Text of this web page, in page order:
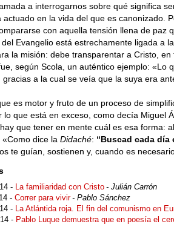
a interrogarnos sobre qué significa
actuado en la vida del que es canonizado.
con aquella tensión llena de paz
Evangelio está estrechamente ligada a
la misión: debe transparentar a Cristo,
según Scola, un auténtico ejemplo: «Lo
a la cual se veía que la suya era
es motor y fruto de un proceso de
lo que está en exceso, como decía Miguel
que tener en mente cuál es esa forma:
dice la Didaché: “Buscad cada
te guían, sostienen y, cuando es
- La familiaridad con Cristo - Julián Carrón
- Correr para vivir - Pablo Sánchez
- La Atlántida roja. El fin del comunismo en
- Pablo Luque demuestra que en poesía el